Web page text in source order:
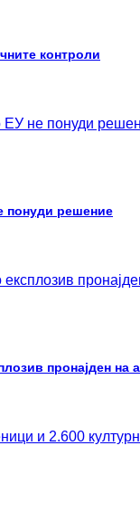
контроли
понуди решение
пронајден на